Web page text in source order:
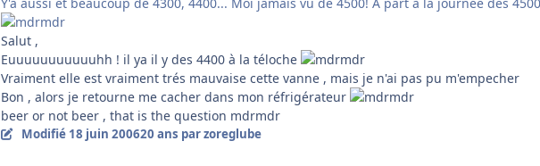
Salut ,
Euuuuuuuuuuuhh ! il ya il y des 4400 à la téloche
Vraiment elle est vraiment trés mauvaise cette vanne , mais je n'ai pas pu m'empecher
Bon , alors je retourne me cacher dans mon réfrigérateur
beer or not beer , that is the question mdrmdr
Modifié 18 juin 200620 ans par zoreglube